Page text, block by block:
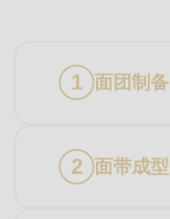
面团制备
面带成型